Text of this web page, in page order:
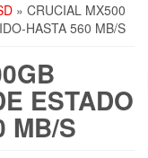
» CRUCIAL MX500
HASTA 560 MB/S
ESTADO
MB/S